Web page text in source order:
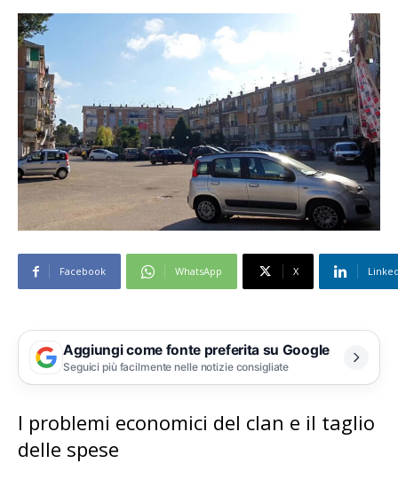
Facebook WhatsApp X
Aggiungi come fonte preferita su Google
Seguici più facilmente nelle notizie consigliate
I problemi economici del clan e il taglio
delle spese